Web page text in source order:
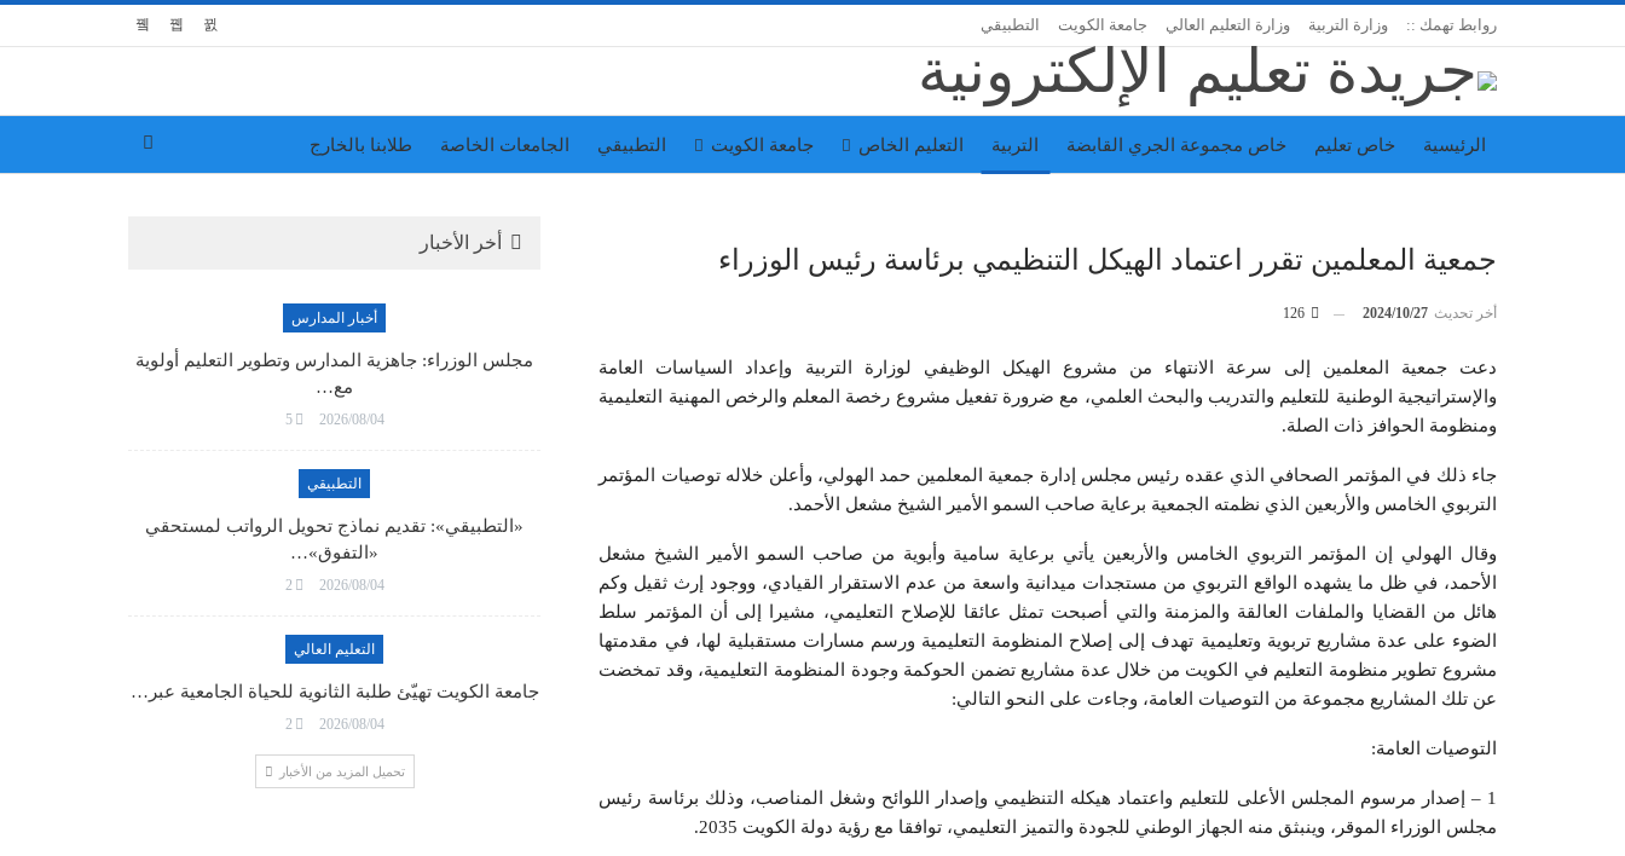
روابط تهمك :: وزارة التربية وزارة التعليم العالي جامعة الكويت التطبيقي
الرئيسية خاص تعليم خاص مجموعة الجري القابضة التربية التعليم الخاص جامعة الكويت التطبيقي الجامعات الخاصة طلابنا بالخارج
جمعية المعلمين تقرر اعتماد الهيكل التنظيمي برئاسة رئيس الوزراء
أخر تحديث 2024/10/27
دعت جمعية المعلمين إلى سرعة الانتهاء من مشروع الهيكل الوظيفي لوزارة التربية وإعداد السياسات العامة
والإستراتيجية الوطنية للتعليم والتدريب والبحث العلمي، مع ضرورة تفعيل مشروع رخصة المعلم والرخص المهنية التعليمية
ومنظومة الحوافز ذات الصلة.
جاء ذلك في المؤتمر الصحافي الذي عقده رئيس مجلس إدارة جمعية المعلمين حمد الهولي، وأعلن خلاله توصيات المؤتمر
التربوي الخامس والأربعين الذي نظمته الجمعية برعاية صاحب السمو الأمير الشيخ مشعل الأحمد.
وقال الهولي إن المؤتمر التربوي الخامس والأربعين يأتي برعاية سامية وأبوية من صاحب السمو الأمير الشيخ مشعل
الأحمد، في ظل ما يشهده الواقع التربوي من مستجدات ميدانية واسعة من عدم الاستقرار القيادي، ووجود إرث ثقيل وكم
هائل من القضايا والملفات العالقة والمزمنة والتي أصبحت تمثل عائقا للإصلاح التعليمي، مشيرا إلى أن المؤتمر سلط
الضوء على عدة مشاريع تربوية وتعليمية تهدف إلى إصلاح المنظومة التعليمية ورسم مسارات مستقبلية لها، في مقدمتها
مشروع تطوير منظومة التعليم في الكويت من خلال عدة مشاريع تضمن الحوكمة وجودة المنظومة التعليمية، وقد تمخضت
عن تلك المشاريع مجموعة من التوصيات العامة، وجاءت على النحو التالي:
التوصيات العامة:
1 – إصدار مرسوم المجلس الأعلى للتعليم واعتماد هيكله التنظيمي وإصدار اللوائح وشغل المناصب، وذلك برئاسة رئيس
مجلس الوزراء الموقر، وينبثق منه الجهاز الوطني للجودة والتميز التعليمي، توافقا مع رؤية دولة الكويت 2035.
أخر الأخبار
أخبار المدارس
مجلس الوزراء: جاهزية المدارس وتطوير التعليم أولوية
مع…
2026/08/04
5
التطبيقي
«التطبيقي»: تقديم نماذج تحويل الرواتب لمستحقي
«التفوق»…
2026/08/04
2
التعليم العالي
جامعة الكويت تهيّئ طلبة الثانوية للحياة الجامعية عبر…
2026/08/04
2
تحميل المزيد من الأخبار